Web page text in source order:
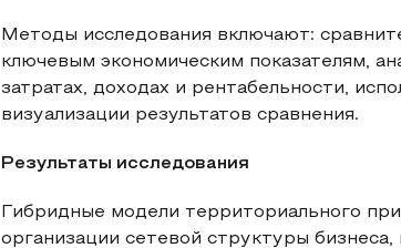
Методы исследования включают:
ключевым экономическим показателям,
затратах, доходах и рентабельности,
визуализации результатов сравнения.
Результаты исследования
Гибридные модели территориального
организации сетевой структуры